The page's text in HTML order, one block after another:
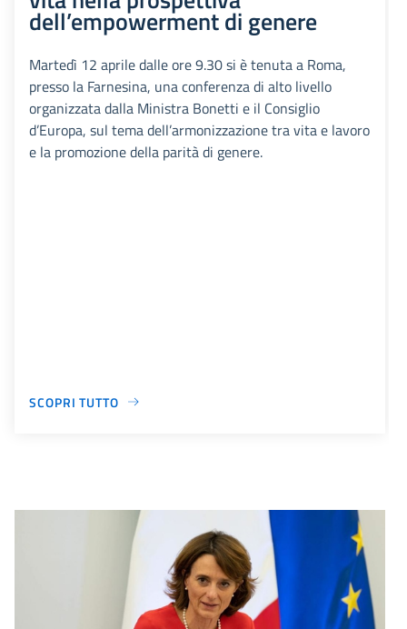
dell’empowerment di genere
Martedì 12 aprile dalle ore 9.30 si è tenuta a Roma,
presso la Farnesina, una conferenza di alto livello
organizzata dalla Ministra Bonetti e il Consiglio
d’Europa, sul tema dell’armonizzazione tra vita e lavoro
e la promozione della parità di genere.
SCOPRI TUTTO